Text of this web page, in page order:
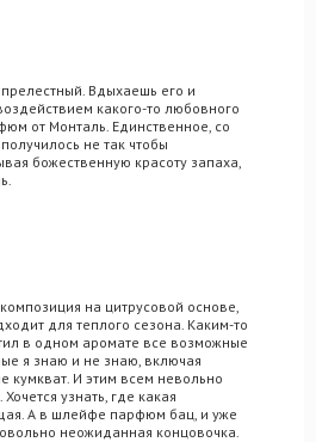
Вдыхаешь его и
какого-то любовного
от Монталь. Единственное, со
не так чтобы
божественную красоту запаха,
на цитрусовой основе,
для теплого сезона. Каким-то
в одном аромате все возможные
я знаю и не знаю, включая
кумкват. И этим всем невольно
узнать, где какая
А в шлейфе парфюм бац, и уже
неожиданная концовочка.